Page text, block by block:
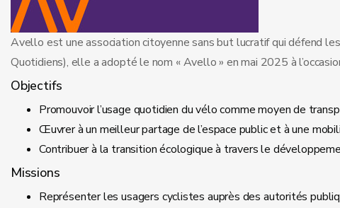
Avello est une association citoyenne sans but lucratif qui défend
Quotidiens), elle a adopté le nom « Avello » en mai 2025 à
Objectifs
Promouvoir l’usage quotidien du vélo comme moyen de
Œuvrer à un meilleur partage de l’espace public et à une
Contribuer à la transition écologique à travers le
Missions
Représenter les usagers cyclistes auprès des autorités